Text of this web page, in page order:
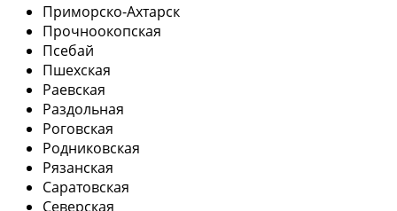
Приморско-Ахтарск
Прочноокопская
Псебай
Пшехская
Раевская
Раздольная
Роговская
Родниковская
Рязанская
Саратовская
Северская